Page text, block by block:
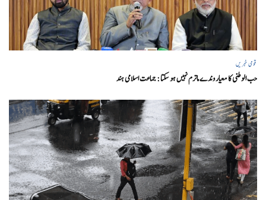
قومی خبریں
حب الوطنی کا معیار وندے ماترم نہیں ہو سکتا : جماعت اسلامی ہند